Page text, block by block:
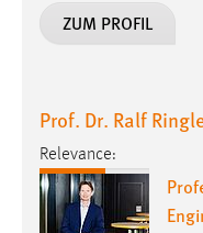
Prof. Dr. Ralf Ringler
Telefon: +49 (961) 382-
r.ringler @ oth-aw . de